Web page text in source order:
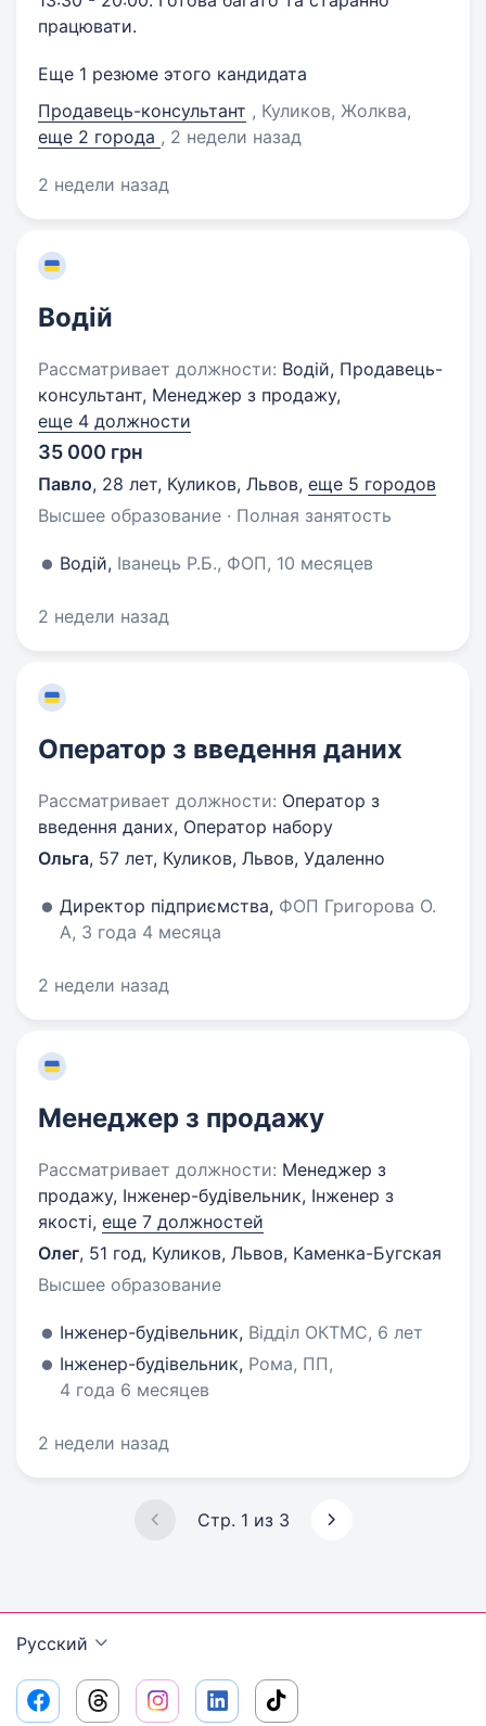
працювати.
Еще 1 резюме этого кандидата
Продавець-консультант , Куликов, Жолква,
еще 2 города , 2 недели назад
2 недели назад
Водій
Рассматривает должности: Водій, Продавець-
консультант, Менеджер з продажу,
еще 4 должности
35 000 грн
Павло, 28 лет, Куликов, Львов, еще 5 городов
Высшее образование · Полная занятость
Водій, Іванець Р.Б., ФОП, 10 месяцев
2 недели назад
Оператор з введення даних
Рассматривает должности: Оператор з
введення даних, Оператор набору
Ольга, 57 лет, Куликов, Львов, Удаленно
Директор підприємства, ФОП Григорова О.
А, 3 года 4 месяца
2 недели назад
Менеджер з продажу
Рассматривает должности: Менеджер з
продажу, Інженер-будівельник, Інженер з
якості, еще 7 должностей
Олег, 51 год, Куликов, Львов, Каменка-Бугская
Высшее образование
Інженер-будівельник, Відділ ОКТМС, 6 лет
Інженер-будівельник, Рома, ПП,
4 года 6 месяцев
2 недели назад
Стр. 1 из 3
Русский